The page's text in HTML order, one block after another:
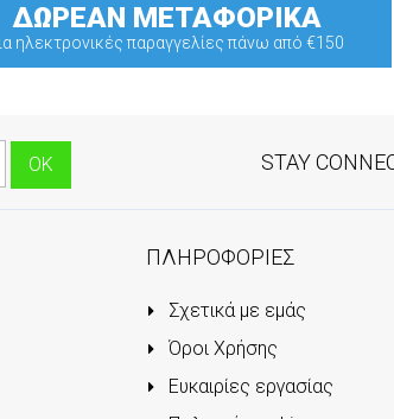
ΔΩΡΕΑΝ ΜΕΤΑΦΟΡΙΚΑ
ηλεκτρονικές παραγγελίες πάνω από €150
STAY
ΠΛΗΡΟΦΟΡΙΕΣ
Σχετικά με εμάς
Όροι Χρήσης
Ευκαιρίες εργασίας